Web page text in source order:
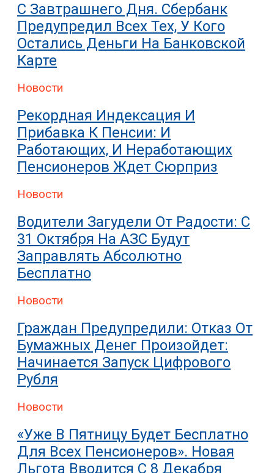
С Завтрашнего Дня. Сбербанк
Предупредил Всех Тех, У Кого
Остались Деньги На Банковской
Карте
Новости
Рекордная Индексация И
Прибавка К Пенсии: И
Работающих, И Неработающих
Пенсионеров Ждет Сюрприз
Новости
Водители Загудели От Радости: С
31 Октября На АЗС Будут
Заправлять Абсолютно
Бесплатно
Новости
Граждан Предупредили: Отказ От
Бумажных Денег Произойдет:
Начинается Запуск Цифрового
Рубля
Новости
«Уже В Пятницу Будет Бесплатно
Для Всех Пенсионеров». Новая
Льгота Вводится С 8 Декабря